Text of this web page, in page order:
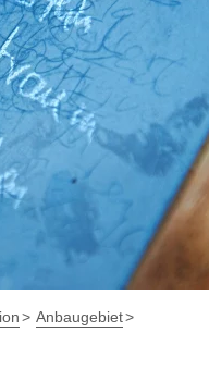
Karte
Anbaugebiet